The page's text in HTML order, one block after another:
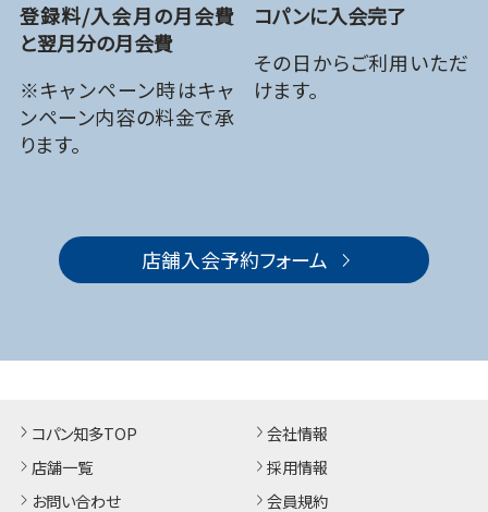
登録料/入会月の月会費
と翌月分の月会費
※キャンペーン時はキャ
ンペーン内容の料金で承
ります。
コパンに入会完了
その日からご利用いただ
けます。
店舗入会予約フォーム
コパン知多TOP
店舗一覧
お問い合わせ
会社情報
採用情報
会員規約